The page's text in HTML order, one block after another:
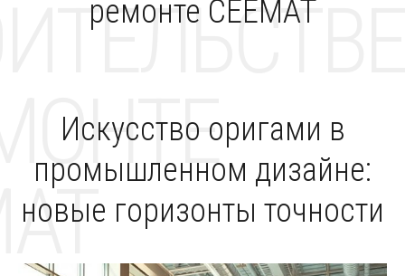
ремонте CEEMAT
Искусство оригами в
промышленном дизайне:
новые горизонты точности